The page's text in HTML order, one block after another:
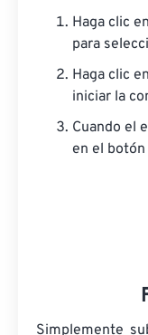
Haga clic
para
Haga clic
iniciar la
Cuando el
en el botón
Simplemente